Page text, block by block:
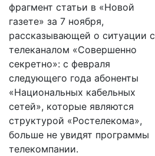
фрагмент статьи в «Новой
газете» за 7 ноября,
рассказывающей о ситуации с
телеканалом «Совершенно
секретно»: с февраля
следующего года абоненты
«Национальных кабельных
сетей», которые являются
структурой «Ростелекома»,
больше не увидят программы
телекомпании.